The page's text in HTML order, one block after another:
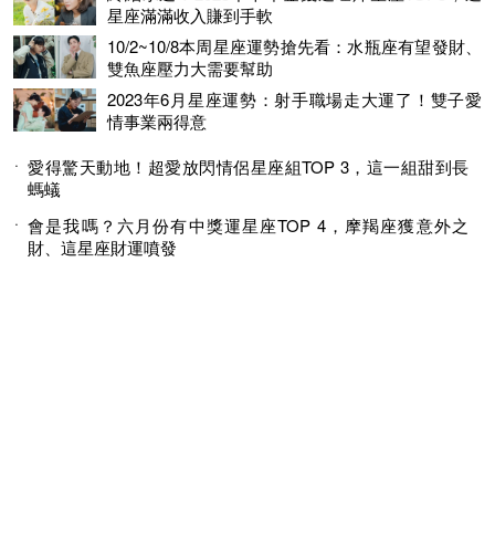
星座滿滿收入賺到手軟
10/2~10/8本周星座運勢搶先看：水瓶座有望發財、
雙魚座壓力大需要幫助
2023年6月星座運勢：射手職場走大運了！雙子愛
情事業兩得意
愛得驚天動地！超愛放閃情侶星座組TOP 3，這一組甜到長
螞蟻
會是我嗎？六月份有中獎運星座TOP 4，摩羯座獲意外之
財、這星座財運噴發